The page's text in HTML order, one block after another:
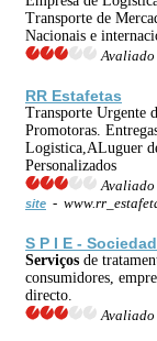
Transporte de
Nacionais e
Avaliado
RR Estafetas
Transporte Urgente
Promotoras.
Logistica,ALuguer
Personalizados
Avaliado
site -
S P I E -
Serviços de
consumidores,
directo.
Avaliado